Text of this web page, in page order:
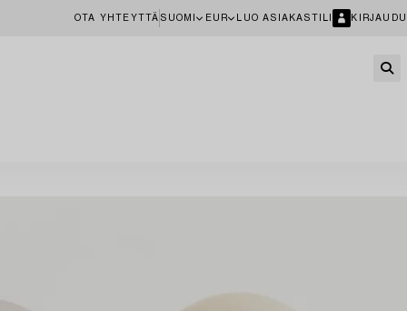
OTA YHTEYTTÄ SUOMI EUR LUO ASIAKASTILI KIRJAUDU